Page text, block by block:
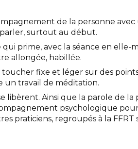
de la personne
parler, surtout au début.
prime, avec la séance en elle-
allongée, habillée.
fixe et léger sur des
un travail de méditation.
libèrent. Ainsi que la parole de la
psychologique
praticiens, regroupés à la FFRT